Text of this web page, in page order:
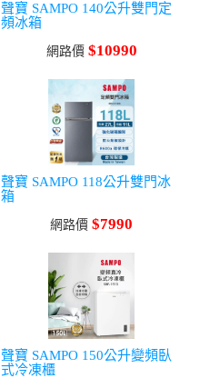
聲寶 SAMPO 140公升雙門定
頻冰箱
網路價 $10990
聲寶 SAMPO 118公升雙門冰
箱
網路價 $7990
聲寶 SAMPO 150公升變頻臥
式冷凍櫃